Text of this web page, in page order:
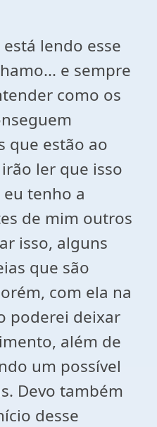
lendo esse
e sempre
como os
que estão ao
ler que isso
tenho a
de mim outros
isso, alguns
que são
com ela na
poderei deixar
além de
um possível
Devo também
desse